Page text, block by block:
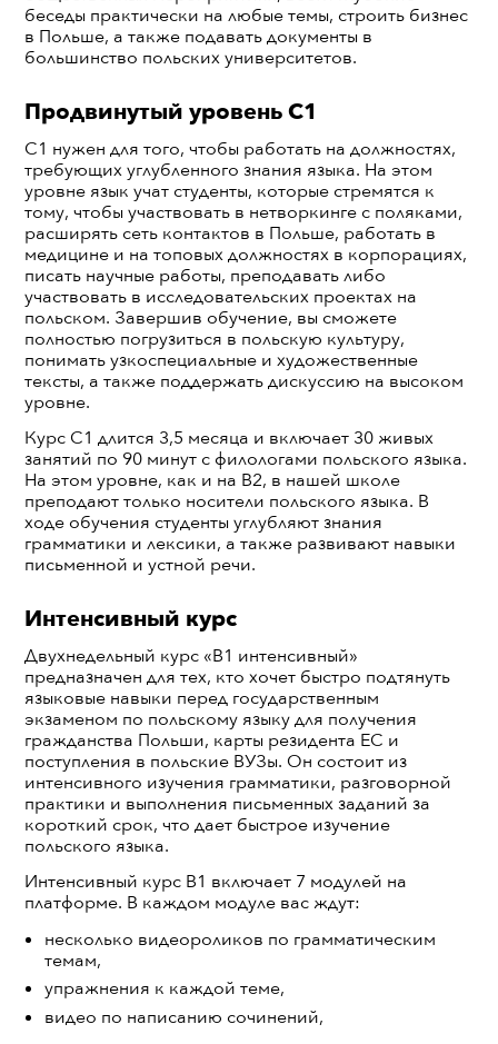
беседы практически на любые темы, строить бизнес
в Польше, а также подавать документы в
большинство польских университетов.
Продвинутый уровень С1
C1 нужен для того, чтобы работать на должностях,
требующих углубленного знания языка. На этом
уровне язык учат студенты, которые стремятся к
тому, чтобы участвовать в нетворкинге с поляками,
расширять сеть контактов в Польше, работать в
медицине и на топовых должностях в корпорациях,
писать научные работы, преподавать либо
участвовать в исследовательских проектах на
польском. Завершив обучение, вы сможете
полностью погрузиться в польскую культуру,
понимать узкоспециальные и художественные
тексты, а также поддержать дискуссию на высоком
уровне.
Курс C1 длится 3,5 месяца и включает 30 живых
занятий по 90 минут с филологами польского языка.
На этом уровне, как и на В2, в нашей школе
преподают только носители польского языка. В
ходе обучения студенты углубляют знания
грамматики и лексики, а также развивают навыки
письменной и устной речи.
Интенсивный курс
Двухнедельный курс «B1 интенсивный»
предназначен для тех, кто хочет быстро подтянуть
языковые навыки перед государственным
экзаменом по польскому языку для получения
гражданства Польши, карты резидента ЕС и
поступления в польские ВУЗы. Он состоит из
интенсивного изучения грамматики, разговорной
практики и выполнения письменных заданий за
короткий срок, что дает быстрое изучение
польского языка.
Интенсивный курс B1 включает 7 модулей на
платформе. В каждом модуле вас ждут:
несколько видеороликов по грамматическим
темам,
упражнения к каждой теме,
видео по написанию сочинений,